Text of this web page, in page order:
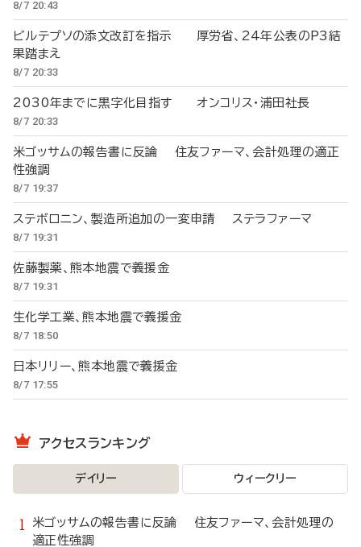
8/7 20:43
ビルテプソの添文改訂を指示 厚労省、24年公表のP3結
果踏まえ
8/7 20:33
2030年までに黒字化目指す オンコリス・浦田社長
8/7 20:33
米ゴッサムの報告書に反論 住友ファーマ、会計処理の適正
性強調
8/7 19:37
ステボロニン、製造所追加の一変申請 ステラファーマ
8/7 19:31
佐藤製薬、熊本地震で義援金
8/7 19:31
生化学工業、熊本地震で義援金
8/7 18:50
日本リリー、熊本地震で義援金
8/7 17:55
アクセスランキング
デイリー ウィークリー
米ゴッサムの報告書に反論 住友ファーマ、会計処理の
適正性強調